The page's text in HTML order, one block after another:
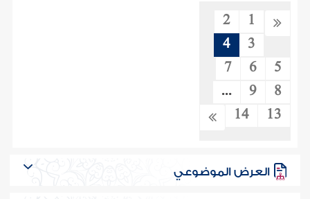
1
2
3
4
5
6
7
8
9
...
13
14
العرض الموضوعي